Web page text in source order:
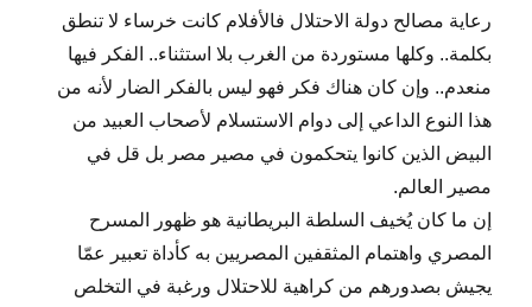
رعاية مصالح دولة الاحتلال فالأفلام كانت خرساء لا تنطق
بكلمة.. وكلها مستوردة من الغرب بلا استثناء.. الفكر فيها
منعدم.. وإن كان هناك فكر فهو ليس بالفكر الضار لأنه من
هذا النوع الداعي إلى دوام الاستسلام لأصحاب العبيد من
البيض الذين كانوا يتحكمون في مصير مصر بل قل في
مصير العالم.
إن ما كان يُخيف السلطة البريطانية هو ظهور المسرح
المصري واهتمام المثقفين المصريين به كأداة تعبير عمّا
يجيش بصدورهم من كراهية للاحتلال ورغبة في التخلص